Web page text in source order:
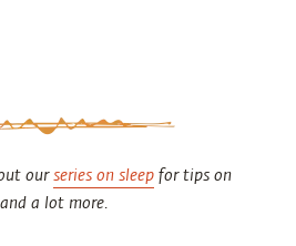
ourseries on sleepfor tips on
a lot more.